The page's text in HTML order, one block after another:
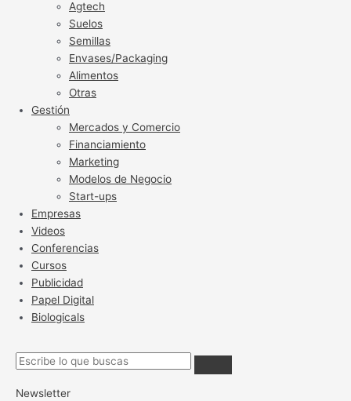
Agtech
Suelos
Semillas
Envases/Packaging
Alimentos
Otras
Gestión
Mercados y Comercio
Financiamiento
Marketing
Modelos de Negocio
Start-ups
Empresas
Videos
Conferencias
Cursos
Publicidad
Papel Digital
Biologicals
Newsletter